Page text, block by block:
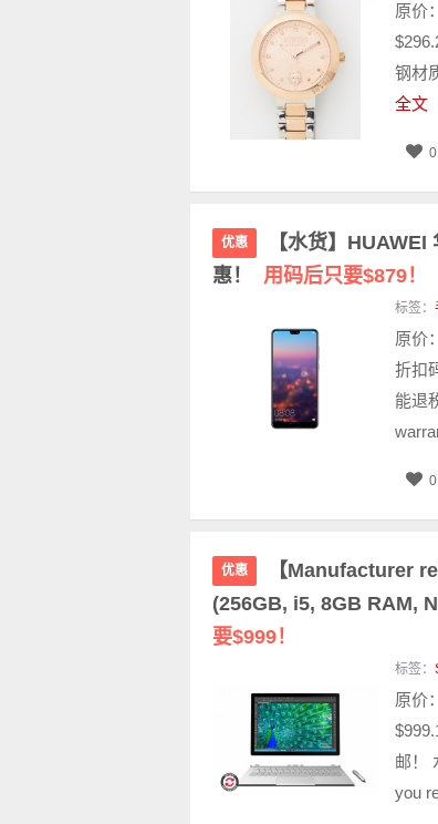
原价
钢材
全文
0
优惠
【水货】
惠！
用码后只要$879！
标签：
原价
折扣
能退
0
优惠
【Manufacturer
(256GB, i5, 8GB RAM,
要$999！
标签：
原价
邮！
you